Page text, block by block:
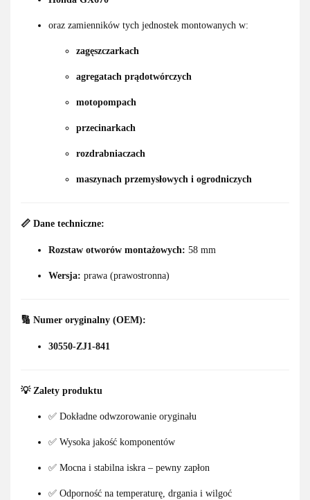
oraz zamienników tych jednostek montowanych w:
zagęszczarkach
agregatach prądotwórczych
motopompach
przecinarkach
rozdrabniaczach
maszynach przemysłowych i ogrodniczych
📏 Dane techniczne:
Rozstaw otworów montażowych: 58 mm
Wersja: prawa (prawostronna)
🔢 Numer oryginalny (OEM):
30550-ZJ1-841
💡 Zalety produktu
✅ Dokładne odwzorowanie oryginału
✅ Wysoka jakość komponentów
✅ Mocna i stabilna iskra – pewny zapłon
✅ Odporność na temperaturę, drgania i wilgoć